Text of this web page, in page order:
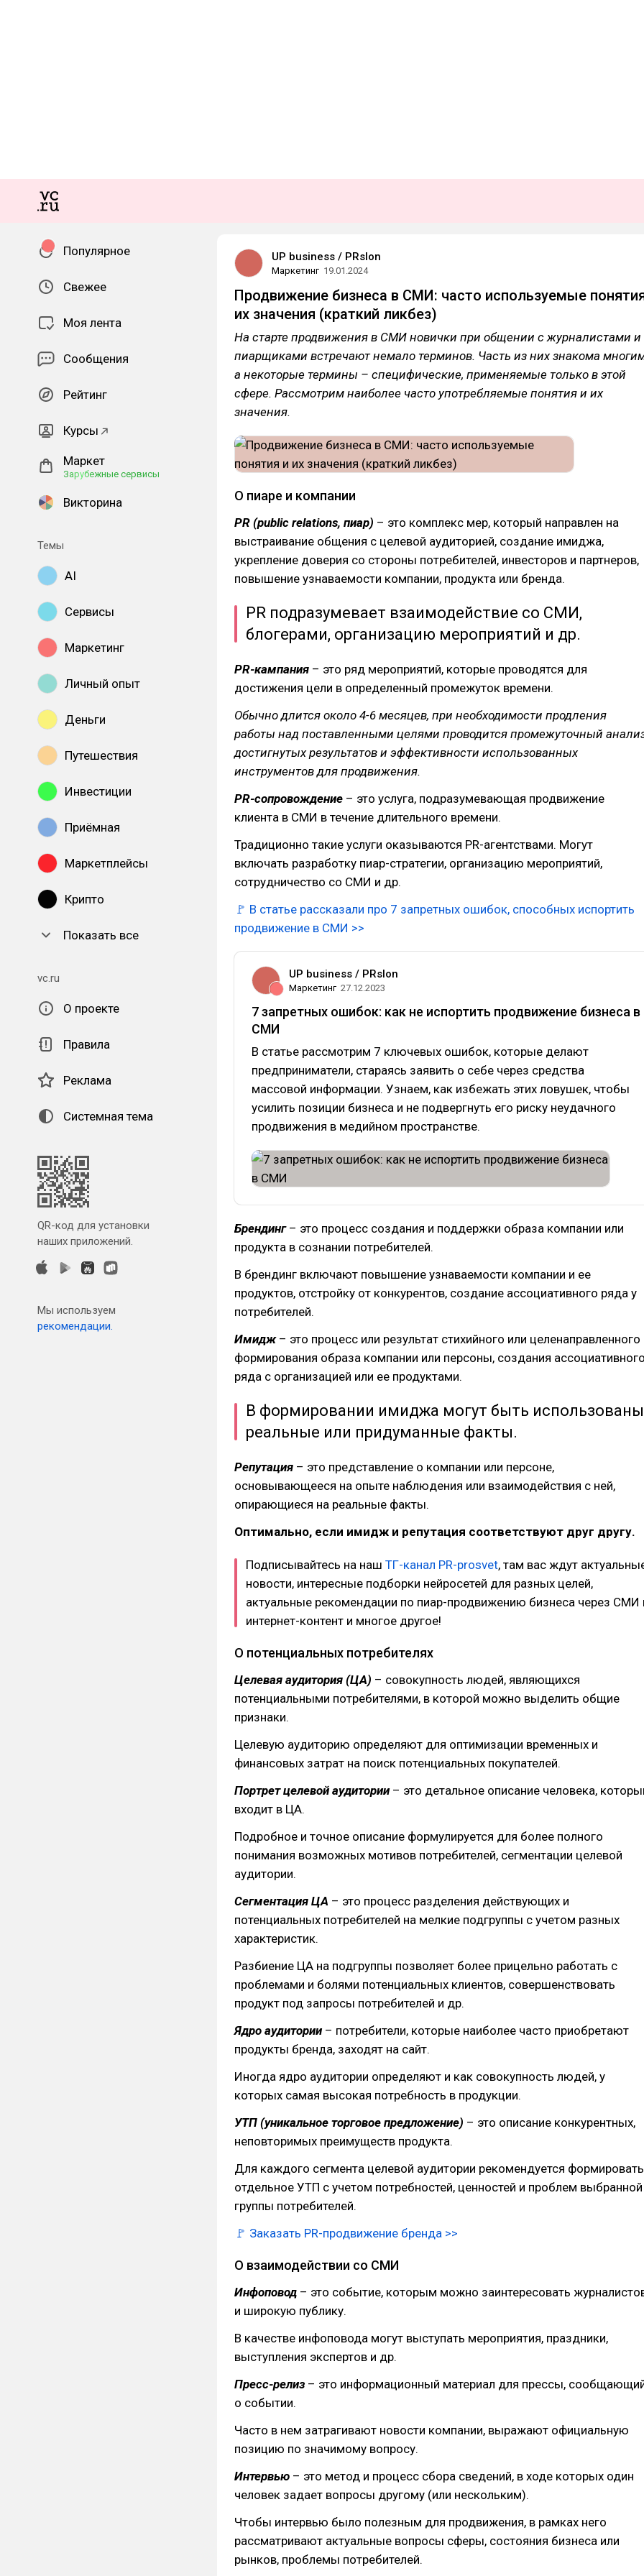
Популярное
Свежее
Моя лента
Сообщения
Рейтинг
Курсы
Маркет
Зарубежные сервисы
Викторина
Темы
AI
Сервисы
Маркетинг
Личный опыт
Деньги
Путешествия
Инвестиции
Приёмная
Маркетплейсы
Крипто
Показать все
vc.ru
О проекте
Правила
Реклама
Системная тема
QR-код для установки
наших приложений.
Мы используем
рекомендации.
UP business / PRslon
Маркетинг 19.01.2024
Продвижение бизнеса в СМИ: часто используемые
их значения (краткий ликбез)
На старте продвижения в СМИ новички при общении с журналистами и
пиарщиками встречают немало терминов. Часть из них знакома
а некоторые термины – специфические, применяемые только в этой
сфере. Рассмотрим наиболее часто употребляемые понятия и их
значения.
О пиаре и компании
PR (public relations, пиар) – это комплекс мер, который направлен на
выстраивание общения с целевой аудиторией, создание имиджа,
укрепление доверия со стороны потребителей, инвесторов и партнеров,
повышение узнаваемости компании, продукта или бренда.
PR подразумевает взаимодействие со СМИ,
блогерами, организацию мероприятий и др.
PR-кампания – это ряд мероприятий, которые проводятся для
достижения цели в определенный промежуток времени.
Обычно длится около 4-6 месяцев, при необходимости продления
работы над поставленными целями проводится промежуточный
достигнутых результатов и эффективности использованных
инструментов для продвижения.
PR-сопровождение – это услуга, подразумевающая продвижение
клиента в СМИ в течение длительного времени.
Традиционно такие услуги оказываются PR-агентствами. Могут
включать разработку пиар-стратегии, организацию мероприятий,
сотрудничество со СМИ и др.
🚩 В статье рассказали про 7 запретных ошибок, способных испортить
продвижение в СМИ >>
UP business / PRslon
Маркетинг 27.12.2023
7 запретных ошибок: как не испортить продвижение бизнеса в
СМИ
В статье рассмотрим 7 ключевых ошибок, которые делают
предприниматели, стараясь заявить о себе через средства
массовой информации. Узнаем, как избежать этих ловушек, чтобы
усилить позиции бизнеса и не подвергнуть его риску неудачного
продвижения в медийном пространстве.
Брендинг – это процесс создания и поддержки образа компании или
продукта в сознании потребителей.
В брендинг включают повышение узнаваемости компании и ее
продуктов, отстройку от конкурентов, создание ассоциативного ряда у
потребителей.
Имидж – это процесс или результат стихийного или целенаправленного
формирования образа компании или персоны, создания
ряда с организацией или ее продуктами.
В формировании имиджа могут быть использованы
реальные или придуманные факты.
Репутация – это представление о компании или персоне,
основывающееся на опыте наблюдения или взаимодействия с ней,
опирающиеся на реальные факты.
Оптимально, если имидж и репутация соответствуют друг другу.
Подписывайтесь на наш ТГ-канал PR-prosvet, там вас ждут
новости, интересные подборки нейросетей для разных целей,
актуальные рекомендации по пиар-продвижению бизнеса через СМИ
интернет-контент и многое другое!
О потенциальных потребителях
Целевая аудитория (ЦА) – совокупность людей, являющихся
потенциальными потребителями, в которой можно выделить общие
признаки.
Целевую аудиторию определяют для оптимизации временных и
финансовых затрат на поиск потенциальных покупателей.
Портрет целевой аудитории – это детальное описание человека,
входит в ЦА.
Подробное и точное описание формулируется для более полного
понимания возможных мотивов потребителей, сегментации целевой
аудитории.
Сегментация ЦА – это процесс разделения действующих и
потенциальных потребителей на мелкие подгруппы с учетом разных
характеристик.
Разбиение ЦА на подгруппы позволяет более прицельно работать с
проблемами и болями потенциальных клиентов, совершенствовать
продукт под запросы потребителей и др.
Ядро аудитории – потребители, которые наиболее часто приобретают
продукты бренда, заходят на сайт.
Иногда ядро аудитории определяют и как совокупность людей, у
которых самая высокая потребность в продукции.
УТП (уникальное торговое предложение) – это описание конкурентных,
неповторимых преимуществ продукта.
Для каждого сегмента целевой аудитории рекомендуется формировать
отдельное УТП с учетом потребностей, ценностей и проблем выбранной
группы потребителей.
🚩 Заказать PR-продвижение бренда >>
О взаимодействии со СМИ
Инфоповод – это событие, которым можно заинтересовать
и широкую публику.
В качестве инфоповода могут выступать мероприятия, праздники,
выступления экспертов и др.
Пресс-релиз – это информационный материал для прессы,
о событии.
Часто в нем затрагивают новости компании, выражают официальную
позицию по значимому вопросу.
Интервью – это метод и процесс сбора сведений, в ходе которых один
человек задает вопросы другому (или нескольким).
Чтобы интервью было полезным для продвижения, в рамках него
рассматривают актуальные вопросы сферы, состояния бизнеса или
рынков, проблемы потребителей.